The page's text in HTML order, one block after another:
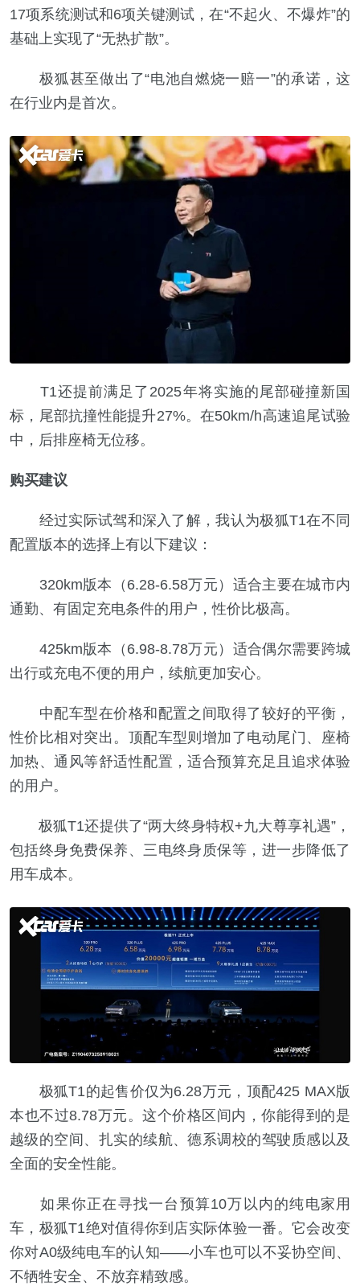
17项系统测试和6项关键测试，在“不起火、不爆炸”的
基础上实现了“无热扩散”。
极狐甚至做出了“电池自燃烧一赔一”的承诺，这
在行业内是首次。
T1还提前满足了2025年将实施的尾部碰撞新国
标，尾部抗撞性能提升27%。在50km/h高速追尾试验
中，后排座椅无位移。
购买建议
经过实际试驾和深入了解，我认为极狐T1在不同
配置版本的选择上有以下建议：
320km版本（6.28-6.58万元）适合主要在城市内
通勤、有固定充电条件的用户，性价比极高。
425km版本（6.98-8.78万元）适合偶尔需要跨城
出行或充电不便的用户，续航更加安心。
中配车型在价格和配置之间取得了较好的平衡，
性价比相对突出。顶配车型则增加了电动尾门、座椅
加热、通风等舒适性配置，适合预算充足且追求体验
的用户。
极狐T1还提供了“两大终身特权+九大尊享礼遇”，
包括终身免费保养、三电终身质保等，进一步降低了
用车成本。
极狐T1的起售价仅为6.28万元，顶配425 MAX版
本也不过8.78万元。这个价格区间内，你能得到的是
越级的空间、扎实的续航、德系调校的驾驶质感以及
全面的安全性能。
如果你正在寻找一台预算10万以内的纯电家用
车，极狐T1绝对值得你到店实际体验一番。它会改变
你对A0级纯电车的认知——小车也可以不妥协空间、
不牺牲安全、不放弃精致感。